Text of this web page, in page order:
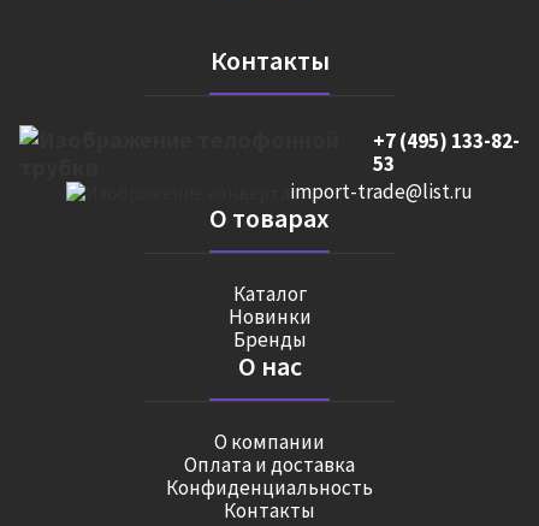
Контакты
+7 (495) 133-82-
53
import-trade@list.ru
О товарах
Каталог
Новинки
Бренды
О нас
О компании
Оплата и доставка
Конфиденциальность
Контакты